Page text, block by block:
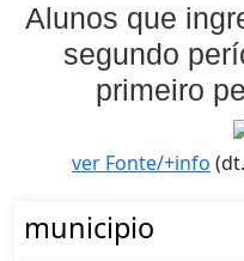
Alunos que
segundo
primeiro
ver Fonte/+info
municipio